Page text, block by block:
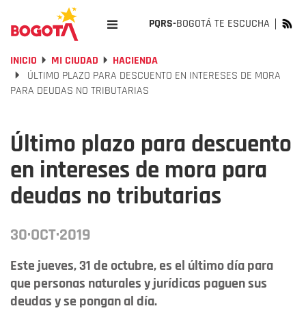
PQRS-BOGOTÁ TE ESCUCHA
INICIO MI CIUDAD
HACIENDA
ÚLTIMO PLAZO PARA DESCUENTO EN INTERESES DE MORA
PARA DEUDAS NO TRIBUTARIAS
Último plazo para descuento
en intereses de mora para
deudas no tributarias
30·OCT·2019
Este jueves, 31 de octubre, es el último día para
que personas naturales y jurídicas paguen sus
deudas y se pongan al día.